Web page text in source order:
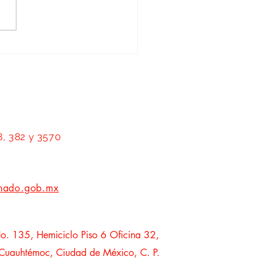
382 y 3570
135, Hemiciclo Piso 6 Oficina 32,
Ciudad de México, C. P.